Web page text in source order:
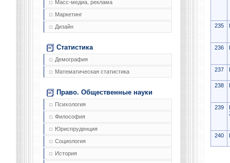
Масс-медиа, реклама
Маркетинг
Дизайн
Статистика
Демография
Математическая статистика
Право. Общественные науки
Психология
Философия
Юриспруденция
Социология
История
235
236
237
238
239
240